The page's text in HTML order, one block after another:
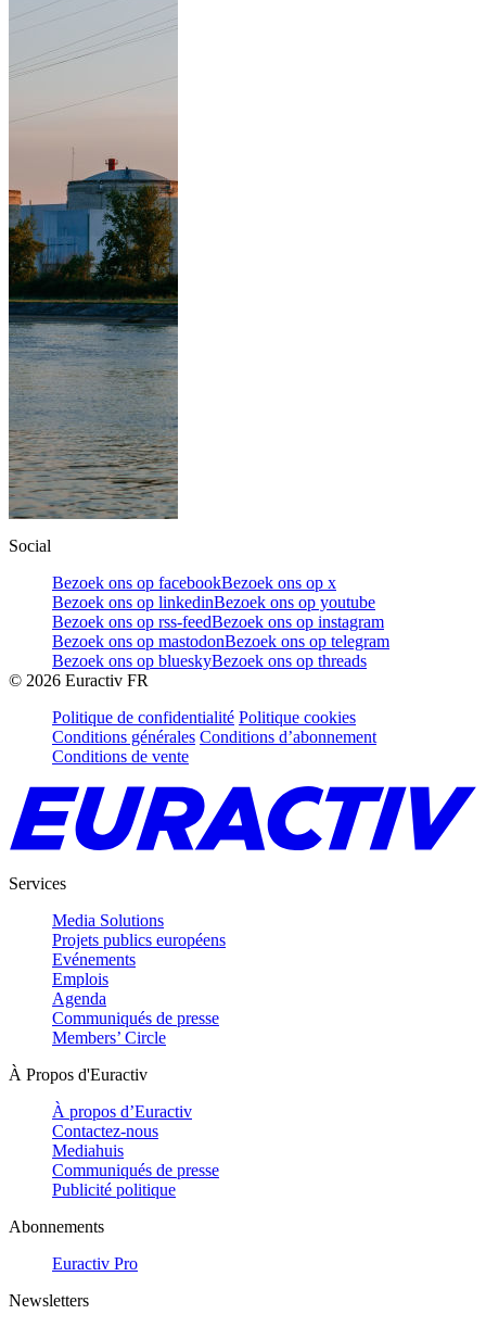
Social
Bezoek ons op facebookBezoek ons op x
Bezoek ons op linkedinBezoek ons op youtube
Bezoek ons op rss-feedBezoek ons op instagram
Bezoek ons op mastodonBezoek ons op telegram
Bezoek ons op blueskyBezoek ons op threads
© 2026 Euractiv FR
Politique de confidentialité Politique cookies
Conditions générales Conditions d’abonnement
Conditions de vente
Services
Media Solutions
Projets publics européens
Evénements
Emplois
Agenda
Communiqués de presse
Members’ Circle
À Propos d'Euractiv
À propos d’Euractiv
Contactez-nous
Mediahuis
Communiqués de presse
Publicité politique
Abonnements
Euractiv Pro
Newsletters